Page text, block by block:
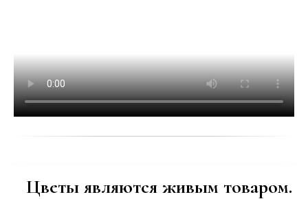
Цветы являются живым товаром.